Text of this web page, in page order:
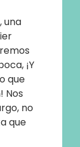
una
¡Y
que
Nos
no
que